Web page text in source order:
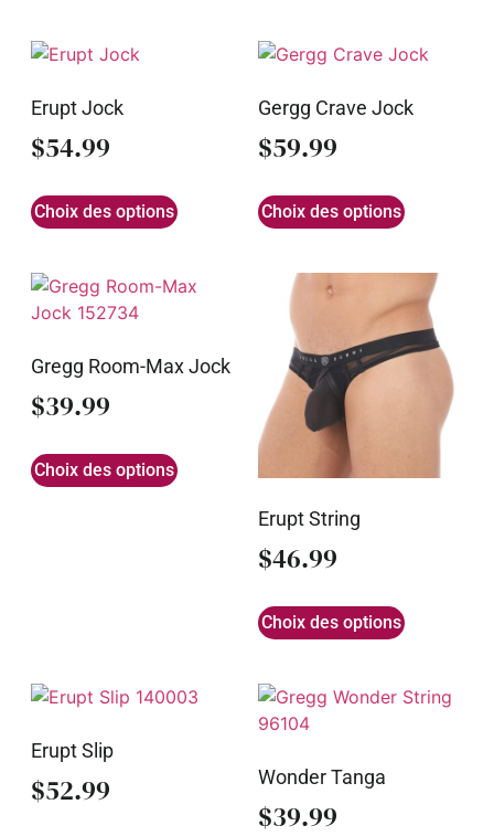
Erupt Jock
$54.99
Choix des options
Gergg Crave Jock
$59.99
Choix des options
Gregg Room-Max Jock
$39.99
Choix des options
Erupt String
$46.99
Choix des options
Erupt Slip
$52.99 Wonder Tanga
$39.99